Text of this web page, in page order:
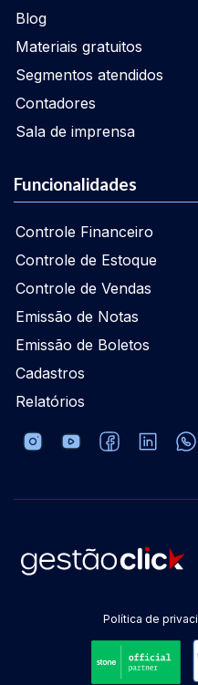
Blog
Materiais gratuitos
Segmentos atendidos
Contadores
Sala de imprensa
Funcionalidades
Controle Financeiro
Controle de Estoque
Controle de Vendas
Emissão de Notas
Emissão de Boletos
Cadastros
Relatórios
Política de